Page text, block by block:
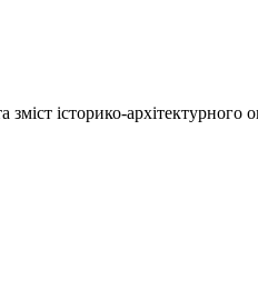
історико-